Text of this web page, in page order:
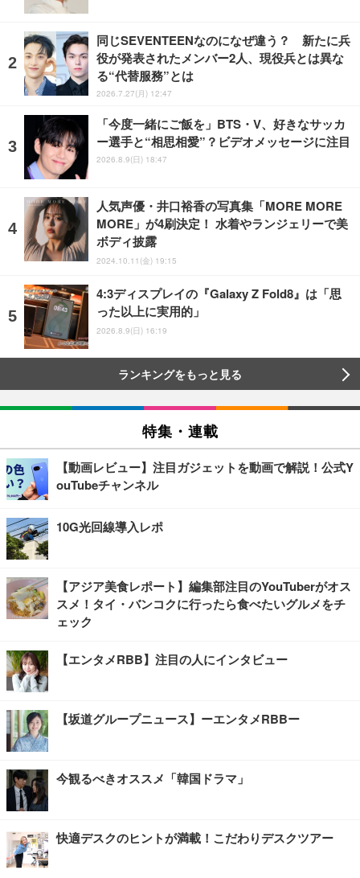
同じSEVENTEENなのになぜ違う？ 新たに兵
役が発表されたメンバー2人、現役兵とは異な
る“代替服務”とは
2026.7.27(月) 12:47
「今度一緒にご飯を」BTS・V、好きなサッカ
ー選手と“相思相愛”？ビデオメッセージに注目
2026.8.9(日) 18:47
人気声優・井口裕香の写真集「MORE MORE
MORE」が4刷決定！ 水着やランジェリーで美
ボディ披露
2024.10.11(金) 19:15
4:3ディスプレイの『Galaxy Z Fold8』は「思
った以上に実用的」
2026.8.9(日) 16:19
ランキングをもっと見る
特集・連載
【動画レビュー】注目ガジェットを動画で解説！公式Y
ouTubeチャンネル
10G光回線導入レポ
【アジア美食レポート】編集部注目のYouTuberがオス
スメ！タイ・バンコクに行ったら食べたいグルメをチ
ェック
【エンタメRBB】注目の人にインタビュー
【坂道グループニュース】ーエンタメRBBー
今観るべきオススメ「韓国ドラマ」
快適デスクのヒントが満載！こだわりデスクツアー